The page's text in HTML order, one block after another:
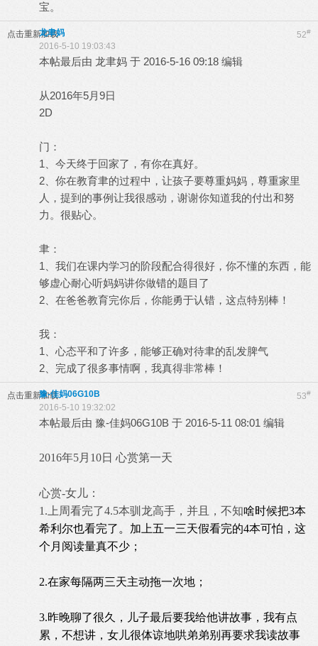
宝。
点击重新加载 52#
龙聿妈
2016-5-10 19:03:43
本帖最后由 龙聿妈 于 2016-5-16 09:18 编辑
从2016年5月9日
2D
门：
1、今天终于回家了，有你在真好。
2、你在教育聿的过程中，让孩子要尊重妈妈，尊重家里
人，提到的事例让我很感动，谢谢你知道我的付出和努
力。很贴心。
聿：
1、我们在课内学习的阶段配合得很好，你不懂的东西，能
够虚心耐心听妈妈讲你做错的题目了
2、在爸爸教育完你后，你能勇于认错，这点特别棒！
我：
1、心态平和了许多，能够正确对待聿的乱发脾气
2、完成了很多事情啊，我真得非常棒！
点击重新加载 53#
豫-佳妈06G10B
2016-5-10 19:32:02
本帖最后由 豫-佳妈06G10B 于 2016-5-11 08:01 编辑
2016年5月10日 心赏第一天
心赏-女儿：
1.上周看完了4.5本驯龙高手，并且，不知啥时候把3本
希利尔也看完了。加上五一三天假看完的4本可怕，这
个月阅读量真不少；
2.在家每隔两三天主动拖一次地；
3.昨晚聊了很久，儿子最后要我给他讲故事，我有点
累，不想讲，女儿很体谅地哄弟弟别再要求我读故事